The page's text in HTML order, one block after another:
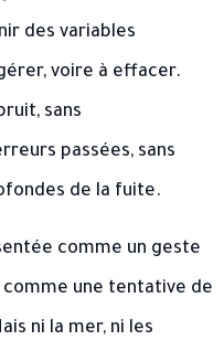
des variables
voire à effacer.
sans
passées, sans
de la fuite.
comme un geste
une tentative de
ni la mer, ni les